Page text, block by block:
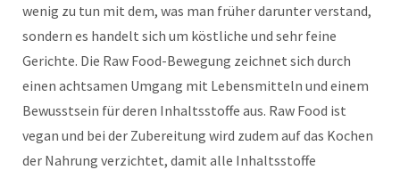
wenig zu tun mit dem, was man früher darunter verstand,
sondern es handelt sich um köstliche und sehr feine
Gerichte. Die Raw Food-Bewegung zeichnet sich durch
einen achtsamen Umgang mit Lebensmitteln und einem
Bewusstsein für deren Inhaltsstoffe aus. Raw Food ist
vegan und bei der Zubereitung wird zudem auf das Kochen
der Nahrung verzichtet, damit alle Inhaltsstoffe